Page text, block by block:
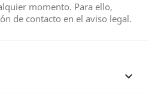
momento. Para ello,
de contacto en el aviso legal.
